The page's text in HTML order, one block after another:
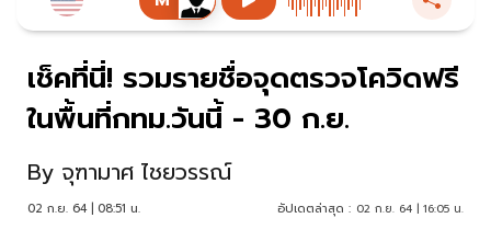
เช็คที่นี่! รวมรายชื่อจุดตรวจโควิดฟรี
ในพื้นที่กทม.วันนี้ - 30 ก.ย.
By จุฑามาศ ไชยวรรณ์
02 ก.ย. 64 | 08:51 น. อัปเดตล่าสุด : 02 ก.ย. 64 | 16:05 น.